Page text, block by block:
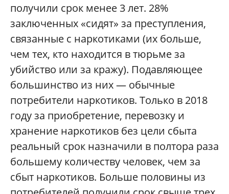
получили срок менее 3 лет. 28%
заключенных «сидят» за преступления,
связанные с наркотиками (их больше,
чем тех, кто находится в тюрьме за
убийство или за кражу). Подавляющее
большинство из них — обычные
потребители наркотиков. Только в 2018
году за приобретение, перевозку и
хранение наркотиков без цели сбыта
реальный срок назначили в полтора раза
большему количеству человек, чем за
сбыт наркотиков. Больше половины из